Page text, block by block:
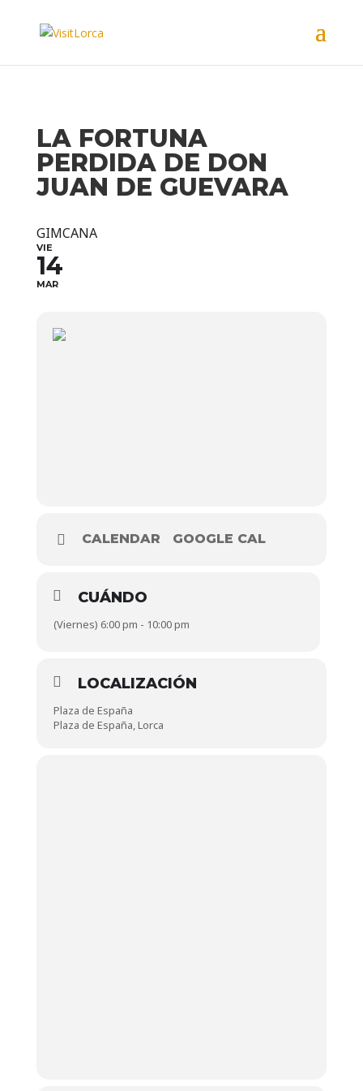
LA FORTUNA
PERDIDA DE DON
JUAN DE GUEVARA
GIMCANA
VIE
14
MAR
CALENDAR GOOGLE CAL
CUÁNDO
(Viernes) 6:00 pm - 10:00 pm
LOCALIZACIÓN
Plaza de España
Plaza de España, Lorca